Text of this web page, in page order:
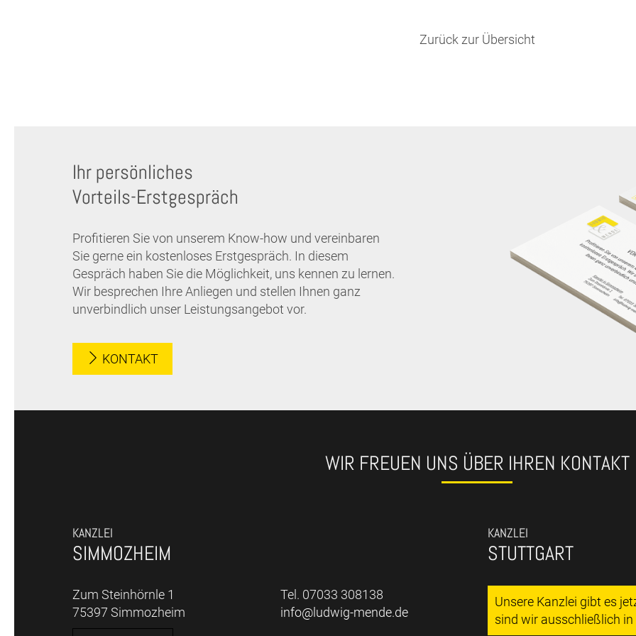
Zurück zur Übersicht
Ihr persönliches
Vorteils-Erstgespräch
Profitieren Sie von unserem Know-how und vereinbaren
Sie gerne ein kostenloses Erstgespräch. In diesem
Gespräch haben Sie die Möglichkeit, uns kennen zu lernen.
Wir besprechen Ihre Anliegen und stellen Ihnen ganz
unverbindlich unser Leistungsangebot vor.
KONTAKT
WIR FREUEN UNS ÜBER IHREN KONTAKT
KANZLEI
SIMMOZHEIM
Zum Steinhörnle 1
75397 Simmozheim
Tel. 07033 308138
info@ludwig-mende.de
KANZLEI
STUTTGART
Unsere Kanzlei gibt es
sind wir ausschließlich